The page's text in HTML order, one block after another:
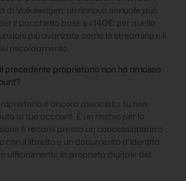
di Volkswagen, un rinnovo annuale può
il pacchetto base e i 140€ per quello
più avanzate come lo streaming e il
riscaldamento.
precedente proprietario non ha rimosso
è ancora associato, tu non
al tuo account. È un rischio per la
è recarsi presso un concessionario o
con il libretto e un documento d’identità
ufficialmente la proprietà digitale del